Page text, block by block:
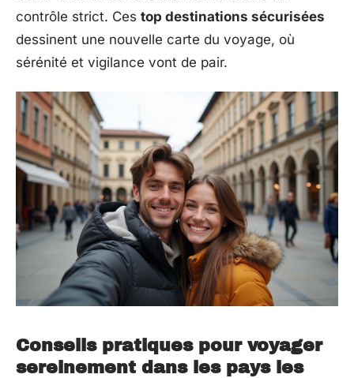
contrôle strict. Ces top destinations sécurisées
dessinent une nouvelle carte du voyage, où
sérénité et vigilance vont de pair.
Conseils pratiques pour voyager
sereinement dans les pays les